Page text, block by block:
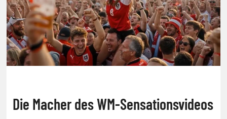
Die Macher des WM-Sensationsvideos